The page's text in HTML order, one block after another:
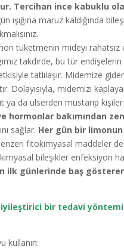
Tercihan ince kabuklu
maruz kaldığında
tüketmenin mideyi
takdirde, bu tür
tatlılaşır. Midemize
Dolayısıyla, midemizi
ya da ülserden mustarip
hormonlar bakımından
sağlar. Her gün bir limonun
fitokimyasal maddeler de
bileşikler enfeksiyon
ilk günlerinde baş
bir tedavi
kullanın: